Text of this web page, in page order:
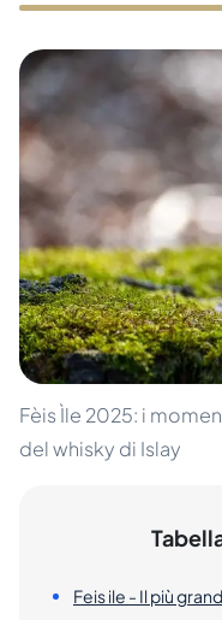
Fèis Ìle 2025: i
del whisky di Islay
Feis ile - Il più